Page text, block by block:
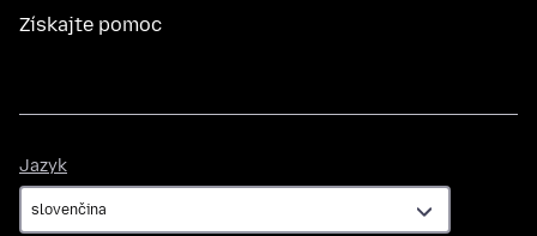
Získajte pomoc
Jazyk